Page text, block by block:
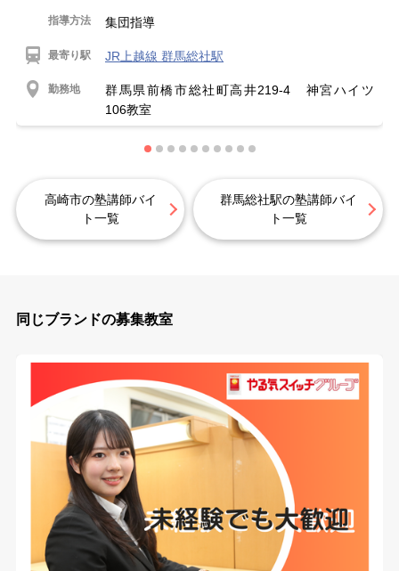
指導方法 集団指導
最寄り駅 JR上越線 群馬総社駅
勤務地
群馬県前橋市総社町高井219-4 神宮ハイツ
106教室
高崎市の塾講師バイ
ト一覧
群馬総社駅の塾講師バイ
ト一覧
同じブランドの募集教室